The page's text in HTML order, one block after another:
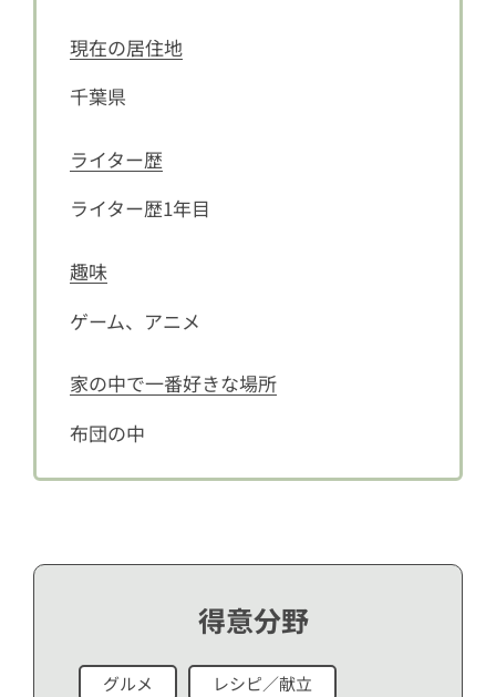
現在の居住地
千葉県
ライター歴
ライター歴1年目
趣味
ゲーム、アニメ
家の中で一番好きな場所
布団の中
得意分野
グルメ レシピ／献立